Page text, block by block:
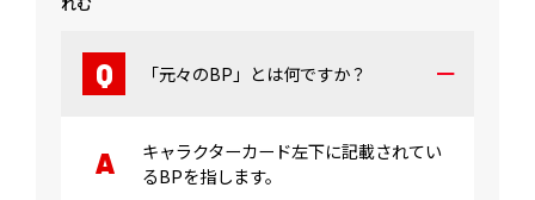
「元々のBP」とは何ですか？
キャラクターカード左下に記載されてい
るBPを指します。